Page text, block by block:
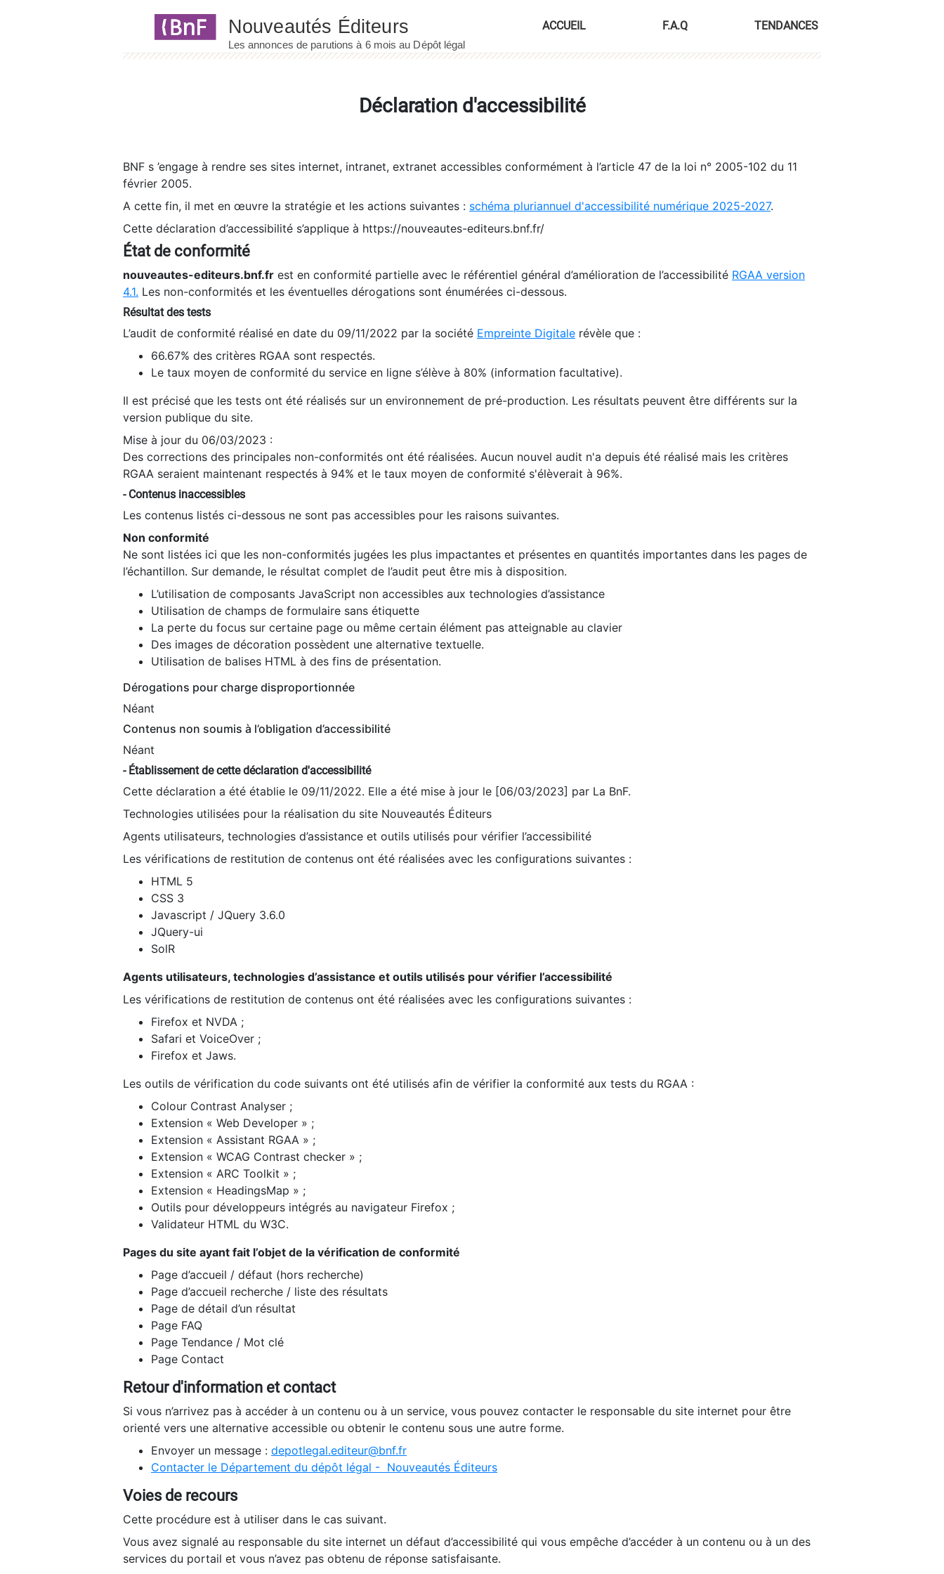
ACCUEIL F.A.Q TENDANCES
Déclaration d'accessibilité
BNF s ’engage à rendre ses sites internet, intranet, extranet accessibles conformément à l’article 47 de la loi n° 2005-102 du 11
février 2005.
A cette fin, il met en œuvre la stratégie et les actions suivantes : schéma pluriannuel d'accessibilité numérique 2025-2027.
Cette déclaration d’accessibilité s’applique à https://nouveautes-editeurs.bnf.fr/
État de conformité
nouveautes-editeurs.bnf.fr est en conformité partielle avec le référentiel général d’amélioration de l’accessibilité RGAA version
4.1. Les non-conformités et les éventuelles dérogations sont énumérées ci-dessous.
Résultat des tests
L’audit de conformité réalisé en date du 09/11/2022 par la société Empreinte Digitale révèle que :
66.67% des critères RGAA sont respectés.
Le taux moyen de conformité du service en ligne s’élève à 80% (information facultative).
Il est précisé que les tests ont été réalisés sur un environnement de pré-production. Les résultats peuvent être différents sur la
version publique du site.
Mise à jour du 06/03/2023 :
Des corrections des principales non-conformités ont été réalisées. Aucun nouvel audit n'a depuis été réalisé mais les critères
RGAA seraient maintenant respectés à 94% et le taux moyen de conformité s'élèverait à 96%.
- Contenus inaccessibles
Les contenus listés ci-dessous ne sont pas accessibles pour les raisons suivantes.
Non conformité
Ne sont listées ici que les non-conformités jugées les plus impactantes et présentes en quantités importantes dans les pages de
l’échantillon. Sur demande, le résultat complet de l’audit peut être mis à disposition.
L’utilisation de composants JavaScript non accessibles aux technologies d’assistance
Utilisation de champs de formulaire sans étiquette
La perte du focus sur certaine page ou même certain élément pas atteignable au clavier
Des images de décoration possèdent une alternative textuelle.
Utilisation de balises HTML à des fins de présentation.
Dérogations pour charge disproportionnée
Néant
Contenus non soumis à l’obligation d’accessibilité
Néant
- Établissement de cette déclaration d'accessibilité
Cette déclaration a été établie le 09/11/2022. Elle a été mise à jour le [06/03/2023] par La BnF.
Technologies utilisées pour la réalisation du site Nouveautés Éditeurs
Agents utilisateurs, technologies d’assistance et outils utilisés pour vérifier l’accessibilité
Les vérifications de restitution de contenus ont été réalisées avec les configurations suivantes :
HTML 5
CSS 3
Javascript / JQuery 3.6.0
JQuery-ui
SolR
Agents utilisateurs, technologies d’assistance et outils utilisés pour vérifier l’accessibilité
Les vérifications de restitution de contenus ont été réalisées avec les configurations suivantes :
Firefox et NVDA ;
Safari et VoiceOver ;
Firefox et Jaws.
Les outils de vérification du code suivants ont été utilisés afin de vérifier la conformité aux tests du RGAA :
Colour Contrast Analyser ;
Extension « Web Developer » ;
Extension « Assistant RGAA » ;
Extension « WCAG Contrast checker » ;
Extension « ARC Toolkit » ;
Extension « HeadingsMap » ;
Outils pour développeurs intégrés au navigateur Firefox ;
Validateur HTML du W3C.
Pages du site ayant fait l’objet de la vérification de conformité
Page d’accueil / défaut (hors recherche)
Page d’accueil recherche / liste des résultats
Page de détail d’un résultat
Page FAQ
Page Tendance / Mot clé
Page Contact
Retour d'information et contact
Si vous n’arrivez pas à accéder à un contenu ou à un service, vous pouvez contacter le responsable du site internet pour être
orienté vers une alternative accessible ou obtenir le contenu sous une autre forme.
Envoyer un message : depotlegal.editeur@bnf.fr
Contacter le Département du dépôt légal - Nouveautés Éditeurs
Voies de recours
Cette procédure est à utiliser dans le cas suivant.
Vous avez signalé au responsable du site internet un défaut d’accessibilité qui vous empêche d’accéder à un contenu ou à un des
services du portail et vous n’avez pas obtenu de réponse satisfaisante.